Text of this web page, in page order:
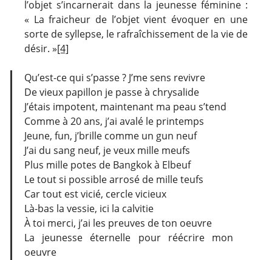
l’objet s’incarnerait dans la jeunesse féminine :
« La fraicheur de l’objet vient évoquer en une
sorte de syllepse, le rafraîchissement de la vie de
désir. »[4]
Qu’est-ce qui s’passe ? J’me sens revivre
De vieux papillon je passe à chrysalide
J’étais impotent, maintenant ma peau s’tend
Comme à 20 ans, j’ai avalé le printemps
Jeune, fun, j’brille comme un gun neuf
J’ai du sang neuf, je veux mille meufs
Plus mille potes de Bangkok à Elbeuf
Le tout si possible arrosé de mille teufs
Car tout est vicié, cercle vicieux
Là-bas la vessie, ici la calvitie
À toi merci, j’ai les preuves de ton oeuvre
La jeunesse éternelle pour réécrire mon
oeuvre